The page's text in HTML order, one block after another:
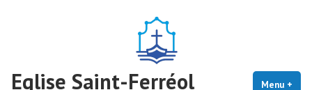
Eglise Saint-Ferréol Menu +